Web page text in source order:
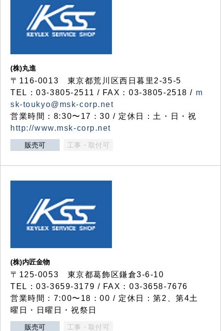
(株)丸進
〒116-0013 東京都荒川区西日暮里2-35-5
TEL：03-3805-2511 / FAX：03-3805-2518 / m
sk-toukyo@msk-corp.net
営業時間：8:30〜17：30 / 定休日：土・日・祝
http://www.msk-corp.net
販売可 工事・取付可
(株)内匠金物
〒125-0053 東京都葛飾区鎌倉3-6-10
TEL：03-3659-3179 / FAX：03-3658-7676
営業時間：7:00〜18：00 / 定休日：第2、第4土
曜日・日曜日・祝祭日
販売可 工事・取付可